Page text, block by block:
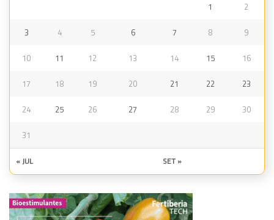
1 2
3 4 5 6 7 8 9
10 11 12 13 14 15 16
17 18 19 20 21 22 23
24 25 26 27 28 29 30
31
« JUL SET »